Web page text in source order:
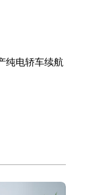
纯电轿车续航